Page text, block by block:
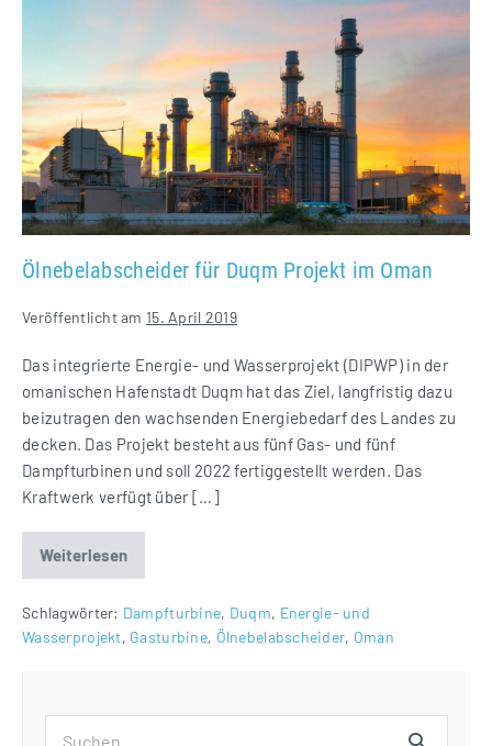
im
Oman
Ölnebelabscheider für Duqm Projekt im Oman
Veröffentlicht am 15. April 2019
Das integrierte Energie- und Wasserprojekt (DIPWP) in der
omanischen Hafenstadt Duqm hat das Ziel, langfristig dazu
beizutragen den wachsenden Energiebedarf des Landes zu
decken. Das Projekt besteht aus fünf Gas- und fünf
Dampfturbinen und soll 2022 fertiggestellt werden. Das
Kraftwerk verfügt über […]
WeiterlesenÖlnebelabscheider
für
Projekt
im
Oman
Schlagwörter: Dampfturbine, Duqm, Energie- und
Wasserprojekt, Gasturbine, Ölnebelabscheider, Oman